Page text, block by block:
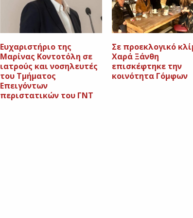
Ευχαριστήριο της
Μαρίνας Κοντοτόλη σε
ιατρούς και νοσηλευτές
του Τμήματος
Επειγόντων
περιστατικών του ΓΝΤ
Σε προεκλογικό
Χαρά Ξάνθη
επισκέφτηκε την
κοινότητα Γόμφων